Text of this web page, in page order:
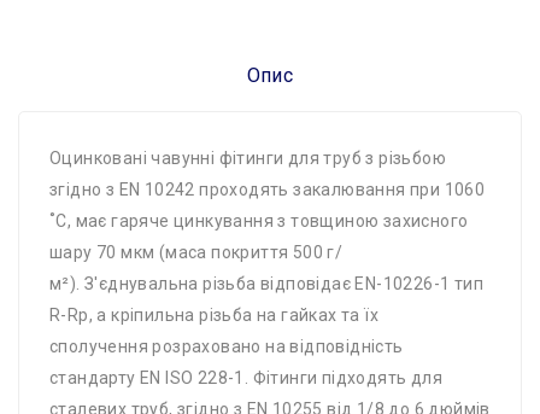
Опис
Оцинковані чавунні фітинги для труб з різьбою
згідно з EN 10242 проходять закалювання при 1060
˚C, має гаряче цинкування з товщиною захисного
шару 70 мкм (маса покриття 500 г/
м²). З'єднувальна різьба відповідає EN-10226-1 тип
R-Rp, а кріпильна різьба на гайках та їх
сполучення розраховано на відповідність
стандарту EN ISO 228-1. Фітинги підходять для
сталевих труб, згідно з EN 10255 від 1/8 до 6 дюймів